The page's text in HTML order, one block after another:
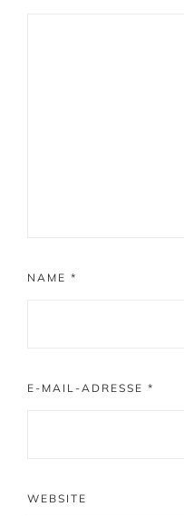
NAME *
E-MAIL-ADRESSE *
WEBSITE